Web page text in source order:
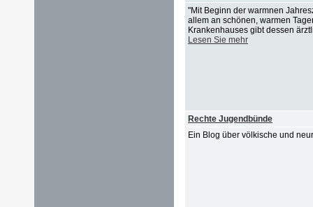
"Mit Beginn der warmnen
allem an schönen, warmen
Krankenhauses gibt dessen
Lesen Sie mehr
Rechte Jugendbünde
Ein Blog über völkische und